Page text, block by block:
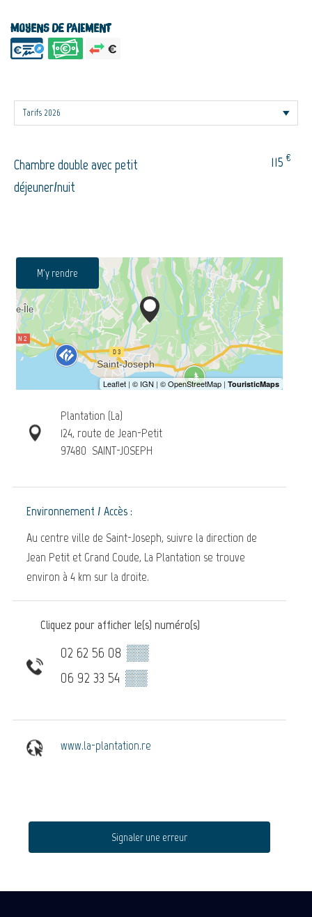
Moyens de paiement
Chambre double avec petit
déjeuner/nuit
115 €
M'y rendre
Plantation (La)
124, route de Jean-Petit
97480 SAINT-JOSEPH
Environnement / Accès :
Au centre ville de Saint-Joseph, suivre la direction de
Jean Petit et Grand Coude, La Plantation se trouve
environ à 4 km sur la droite.
Cliquez pour afficher le(s) numéro(s)
02 62 56 08 ▒▒
06 92 33 54 ▒▒
www.la-plantation.re
Signaler une erreur